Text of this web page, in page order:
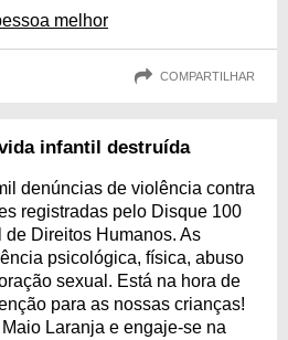
melhor
COMPARTILHAR
infantil destruída
denúncias de violência contra
registradas pelo Disque 100
Direitos Humanos. As
psicológica, física, abuso
sexual. Está na hora de
para as nossas crianças!
Laranja e engaje-se na